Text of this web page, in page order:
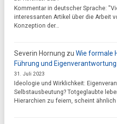
Kommentar in deutscher Sprache:
interessanten Artikel über die Arbeit
Konzeption der…
Severin Hornung zu Wie formale
Führung und
31. Juli 2023
Ideologie und Wirklichkeit:
Selbstausbeutung? Totgeglaubte
Hierarchien zu feiern, scheint